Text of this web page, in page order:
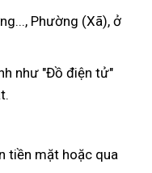
Phường (Xã), ở
như "Đồ điện tử"
tiền mặt hoặc qua